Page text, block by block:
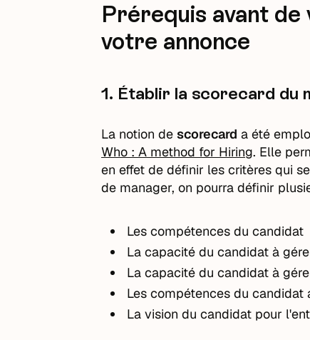
Prérequis avant de
votre annonce
1. Établir la scorecard du
La notion de scorecard a été
Who : A method for Hiring. Elle
en effet de définir les critères qui
de manager, on pourra définir
Les compétences du candidat
La capacité du candidat à
La capacité du candidat à
Les compétences du
La vision du candidat pour